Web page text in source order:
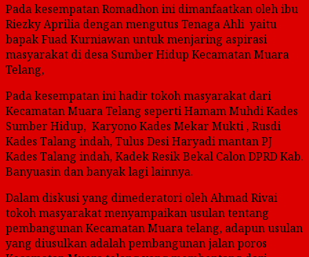
Pada kesempatan Romadhon ini dimanfaatkan oleh ibu
Riezky Aprilia dengan mengutus Tenaga Ahli yaitu
bapak Fuad Kurniawan untuk menjaring aspirasi
masyarakat di desa Sumber Hidup Kecamatan Muara
Telang,
Pada kesempatan ini hadir tokoh masyarakat dari
Kecamatan Muara Telang seperti Hamam Muhdi Kades
Sumber Hidup, Karyono Kades Mekar Mukti , Rusdi
Kades Talang indah, Tulus Desi Haryadi mantan PJ
Kades Talang indah, Kadek Resik Bekal Calon DPRD Kab.
Banyuasin dan banyak lagi lainnya.
Dalam diskusi yang dimederatori oleh Ahmad Rivai
tokoh masyarakat menyampaikan usulan tentang
pembangunan Kecamatan Muara telang, adapun usulan
yang diusulkan adalah pembangunan jalan poros